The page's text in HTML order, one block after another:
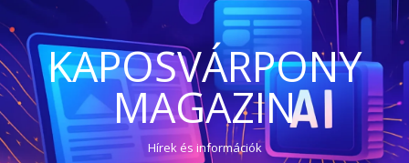
KAPOSVÁRPONY
MAGAZIN
Hírek és információk